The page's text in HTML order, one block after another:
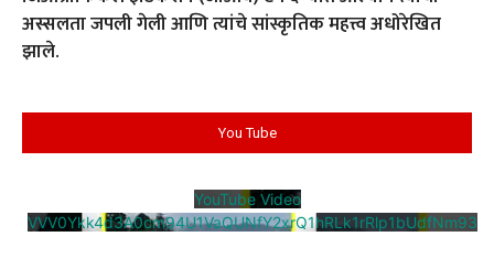
अस्सलता जपली गेली आणि त्यांचे सांस्कृतिक महत्त्व अधोरेखित
झाले.
You Tube
YouTube Video
VVV0Ykk4d3A0cm94U1VaQUNfY2xrQ1hRLk1rRlp1bUdfNm93